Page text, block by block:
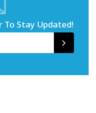
To Stay Updated!